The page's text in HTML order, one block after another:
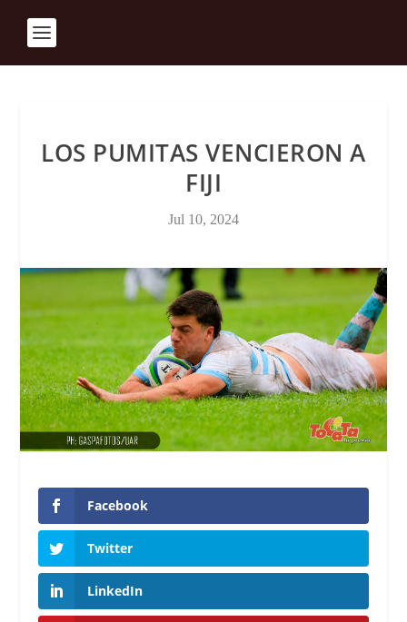
LOS PUMITAS VENCIERON A
FIJI
Jul 10, 2024
Facebook
Twitter
LinkedIn